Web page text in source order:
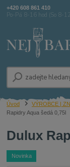
+420 608 861 410
Po-Pá 8-16 hod (So 8-
Úvod VÝROBCE |
Rapidry Aqua šedá 0,75l
Dulux
Novinka